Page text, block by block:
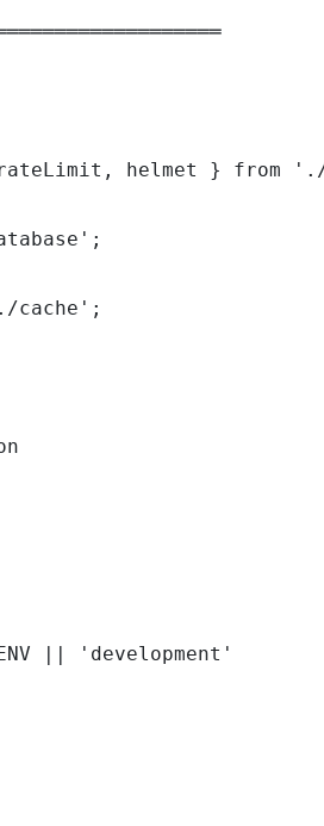
helmet } from './
cache';
|| 'development'